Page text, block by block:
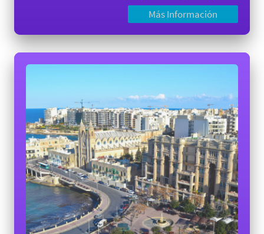
Más Información